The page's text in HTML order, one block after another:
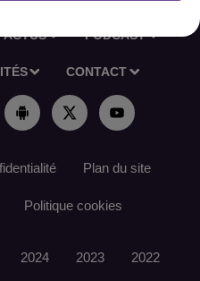
ACTUS PODCAST
CONTACT
Plan du site
Politique cookies
2024 2023 2022